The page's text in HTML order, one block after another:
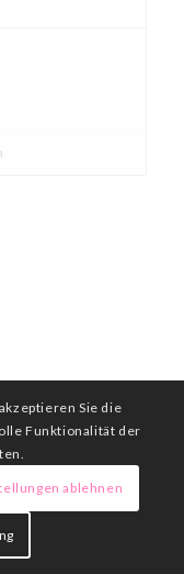
Sie die
Funktionalität der
ablehnen